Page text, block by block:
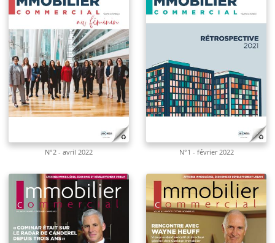
N°2 - avril 2022 N°1 - février 2022